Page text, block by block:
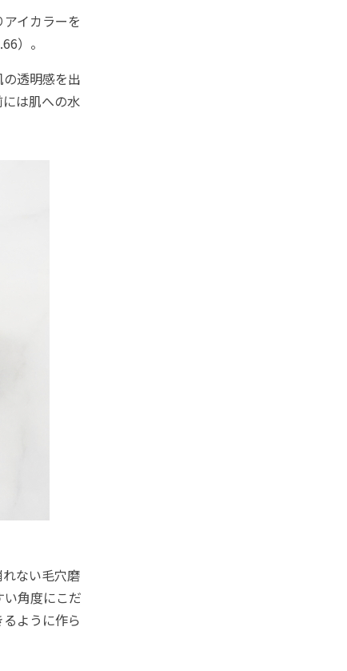
イカラーを
）。
透明感を出
は肌への水
ない毛穴磨
角度にこだ
ように作ら